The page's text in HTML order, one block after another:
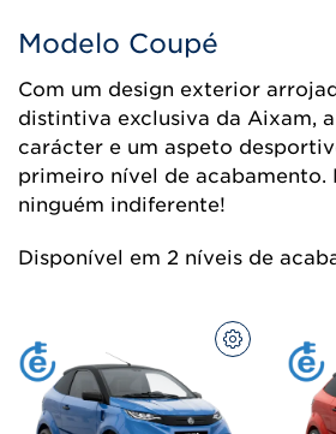
Modelo Coupé
Com um design exterior
distintiva exclusiva da Aixam,
carácter e um aspeto
primeiro nível de acabamento.
ninguém indiferente!
Disponível em 2 níveis de
CONFIGURAR